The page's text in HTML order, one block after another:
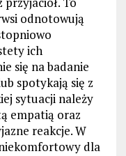
odnotowują
ich
się na badanie
spotykają się z
sytuacji należy
empatią oraz
reakcje. W
dla